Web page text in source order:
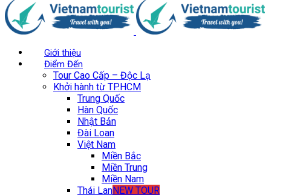
Giới thiệu
Điểm Đến
Tour Cao Cấp – Độc Lạ
Khởi hành từ TP.HCM
Trung Quốc
Hàn Quốc
Nhật Bản
Đài Loan
Việt Nam
Miền Bắc
Miền Trung
Miền Nam
Thái LanNEW TOUR